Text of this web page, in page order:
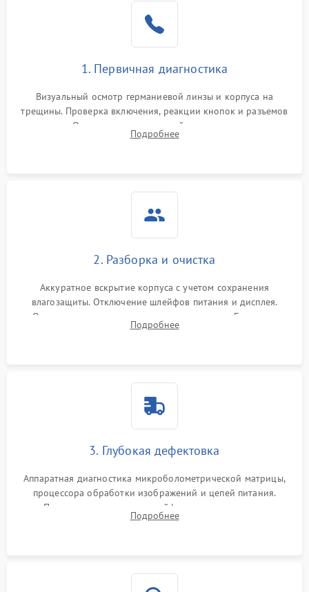
1. Первичная диагностика
Визуальный осмотр германиевой линзы и корпуса на
трещины. Проверка включения, реакции кнопок и разъемов
зарядки. Оценка вывода тепловой сигнатуры на экран,
проверка базовых функций и считывание системных
Подробнее
2. Разборка и очистка
Аккуратное вскрытие корпуса с учетом сохранения
влагозащиты. Отключение шлейфов питания и дисплея.
Очистка внутренних плат от окислов и пыли. Бережная
обработка германиевого объектива специализированными
Подробнее
3. Глубокая дефектовка
Аппаратная диагностика микроболометрической матрицы,
процессора обработки изображений и цепей питания.
Проверка целостности шлейфов, модуля памяти и
интерфейсов связи. Выявление сгоревших SMD-компонентов
Подробнее